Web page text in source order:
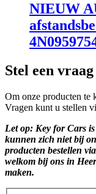
NIEUW
Stel een vraag
Om onze producten te
Vragen kunt u stellen
Let op: Key for Cars
kunnen zich niet bij
producten bestellen via
welkom bij ons in
maken.